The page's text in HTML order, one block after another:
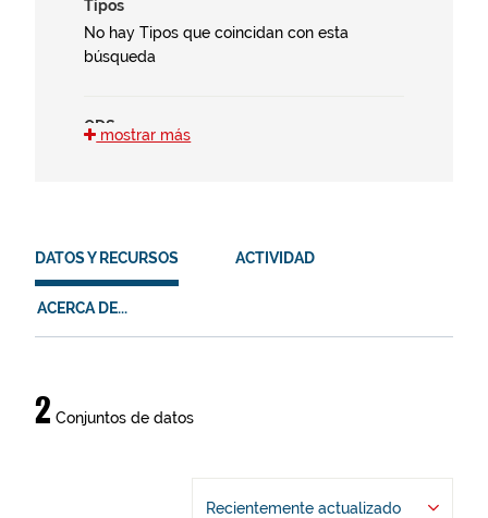
Tipos
No hay Tipos que coincidan con esta
búsqueda
ODS
HVD
No hay HVD que coincidan con esta
mostrar más
DATOS Y RECURSOS ACTIVIDAD
ACERCA DE...
Datos
y
2 Conjuntos de datos
Recientemente actualizado